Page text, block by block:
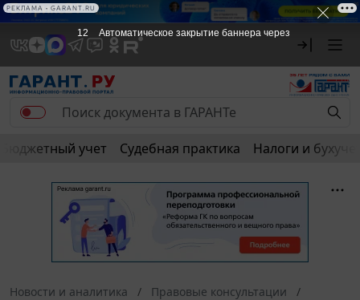
Бюджетный учет Судебная практика Налоги и
Новости и аналитика
Правовые консультации
12 Автоматическое закрытие баннера через
РЕКЛАМА • GARANT.RU